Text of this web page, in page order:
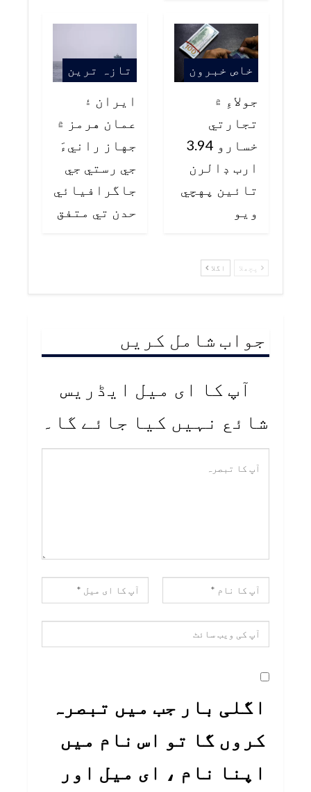
خاص خبرون
جولاءِ ۾
تجارتي
خسارو 3.94
ارب ڊالرن
تائين پهچي
ويو
تازہ ترین
ايران ۽
عمان هرمز ۾
جهاز رانيءَ
جي رستي جي
جاگرافيائي
حدن تي متفق
پچھلا اگلا
جواب شامل کریں
آپ کا ای میل ایڈریس
شائع نہیں کیا جائے گا۔
اگلی بار جب میں تبصرہ
کروں گا تو اس نام میں
اپنا نام ، ای میل اور